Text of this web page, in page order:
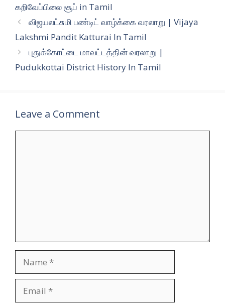
கறிவேப்பிலை சூப் in Tamil
விஜயலட்சுமி பண்டிட் வாழ்க்கை வரலாறு | Vijaya
Lakshmi Pandit Katturai In Tamil
புதுக்கோட்டை மாவட்டத்தின் வரலாறு |
Pudukkottai District History In Tamil
Leave a Comment